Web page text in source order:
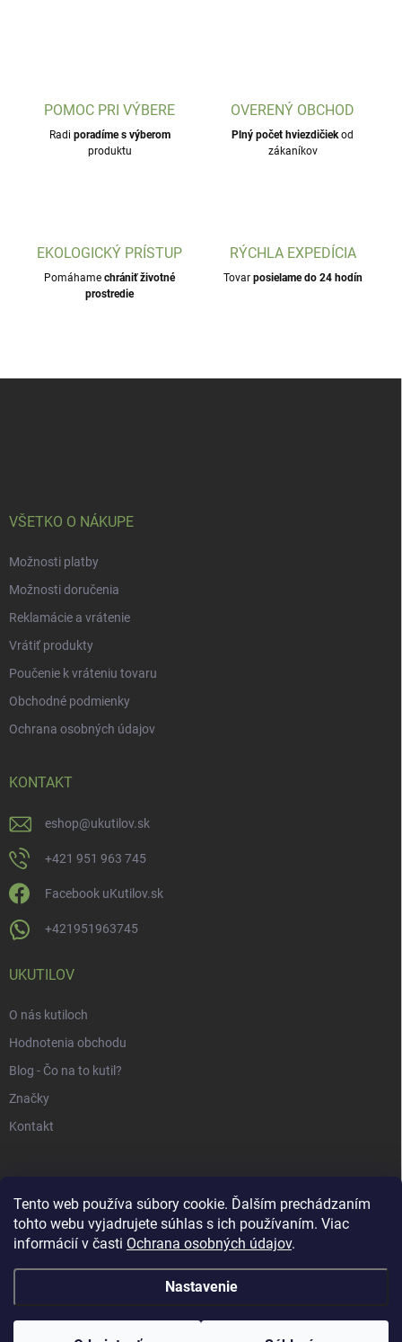
Tento web používa súbory cookie. Ďalším prechádzaním
tohto webu vyjadrujete súhlas s ich používaním. Viac
informácií v časti Ochrana osobných údajov.
Nastavenie
POMOC PRI VÝBERE
Radi poradíme s výberom
produktu
OVERENÝ OBCHOD
Plný počet hviezdičiekod
zákaníkov
EKOLOGICKÝ PRÍSTUP
Pomáhame chrániť životné
prostredie
RÝCHLA EXPEDÍCIA
Tovar posielame do 24 hodín
VŠETKO O NÁKUPE
Možnosti platby
Možnosti doručenia
Reklamácie a vrátenie
Vrátiť produkty
Poučenie k vráteniu tovaru
Obchodné podmienky
Ochrana osobných údajov
KONTAKT
eshop@ukutilov.sk
+421 951 963 745
Facebook uKutilov.sk
+421951963745
UKUTILOV
O nás kutiloch
Hodnotenia obchodu
Blog - Čo na to kutil?
Značky
Kontakt
Copyright 2026 . Všetky práva vyhradené.